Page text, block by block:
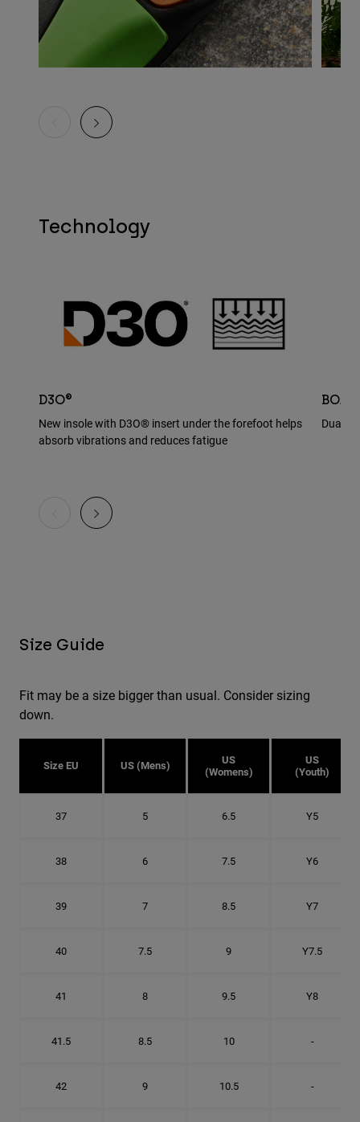
Technology
D3O®
New insole with D3O® insert under the forefoot helps
absorb vibrations and reduces fatigue
BOA®
Dual
Size Guide
Fit may be a size bigger than usual. Consider sizing
down.
Size EU US (Mens)
US
(Womens)
US
(Youth)
37 5 6.5 Y5
38 6 7.5 Y6
39 7 8.5 Y7
40 7.5 9 Y7.5
41 8 9.5 Y8
41.5 8.5 10 -
42 9 10.5 -